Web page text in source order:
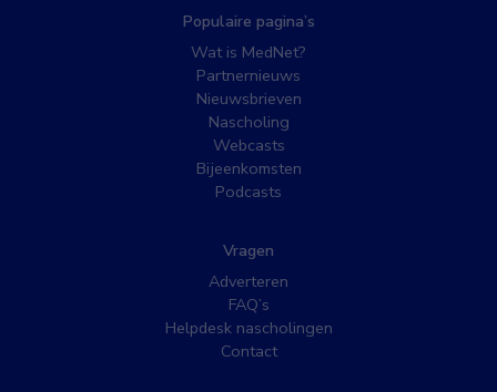
Populaire pagina’s
Wat is MedNet?
Partnernieuws
Nieuwsbrieven
Nascholing
Webcasts
Bijeenkomsten
Podcasts
Vragen
Adverteren
FAQ’s
Helpdesk nascholingen
Contact